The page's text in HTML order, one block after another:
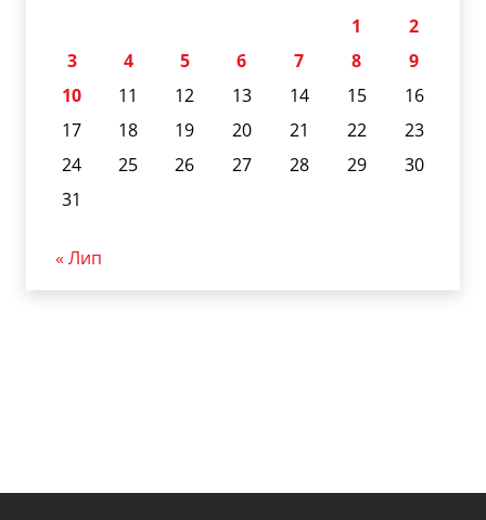
1
2
3
4 5 6 7 8
9
10
11 12 13 14 15
16
17
18 19 20 21 22
23
24
25 26 27 28 29
30
31
« Лип